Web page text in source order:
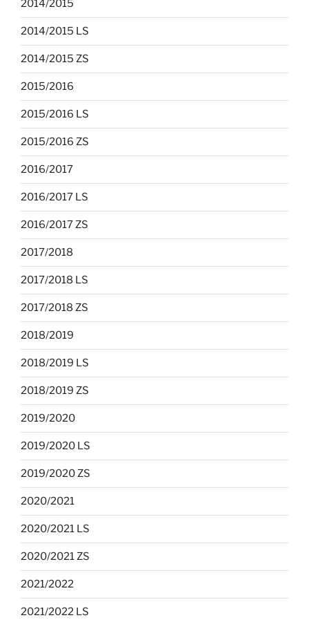
2014/2015
2014/2015 LS
2014/2015 ZS
2015/2016
2015/2016 LS
2015/2016 ZS
2016/2017
2016/2017 LS
2016/2017 ZS
2017/2018
2017/2018 LS
2017/2018 ZS
2018/2019
2018/2019 LS
2018/2019 ZS
2019/2020
2019/2020 LS
2019/2020 ZS
2020/2021
2020/2021 LS
2020/2021 ZS
2021/2022
2021/2022 LS